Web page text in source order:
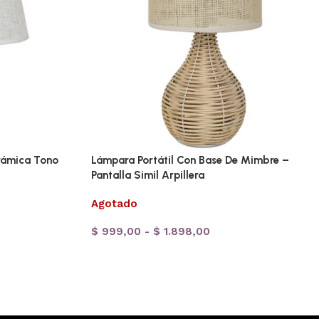
Tono
Lámpara Portátil Con Base De Mimbre –
Pantalla Simil Arpillera
Agotado
$ 999,00 - $ 1.898,00